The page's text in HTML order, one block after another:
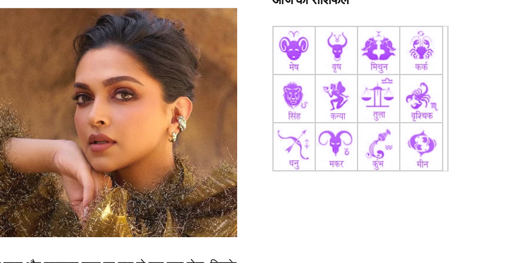
जडेजा का है, न्यूजीलैंड के खिलाफ आगामी वनडे
वर्षीय जडेजा पर भरोसा जताया है। साउथ अफ्रीका के
प्रदर्शन नहीं कर पाए थे। तीन मैचों की वनडे सीरीज में
भी वह अपना कुछ खास प्रभाव नहीं छोड़ पाए थे। उनके
के खिलाफ वनडे सीरीज के लिए उन्हें नहीं चुना जाना
सकता था।